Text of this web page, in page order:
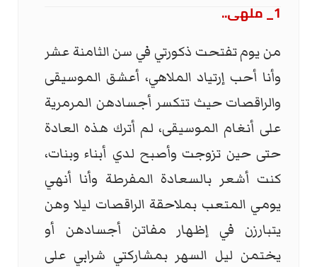
1_ ملهى..
من يوم تفتحت ذكورتي في سن الثامنة عشر
وأنا أحب إرتياد الملاهي، أعشق الموسيقى
والراقصات حيث تتكسر أجسادهن المرمرية
على أنغام الموسيقى، لم أترك هذه العادة
حتى حين تزوجت وأصبح لدي أبناء وبنات،
كنت أشعر بالسعادة المفرطة وأنا أنهي
يومي المتعب بملاحقة الراقصات ليلا وهن
يتبارزن في إظهار مفاتن أجسادهن أو
يختمن ليل السهر بمشاركتي شرابي على